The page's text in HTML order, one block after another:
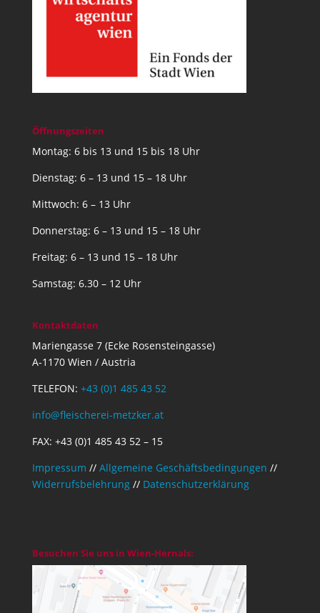
Öffnungszeiten
Montag: 6 bis 13 und 15 bis 18 Uhr
Dienstag: 6 – 13 und 15 – 18 Uhr
Mittwoch: 6 – 13 Uhr
Donnerstag: 6 – 13 und 15 – 18 Uhr
Freitag: 6 – 13 und 15 – 18 Uhr
Samstag: 6.30 – 12 Uhr
Kontaktdaten
Mariengasse 7 (Ecke Rosensteingasse)
A-1170 Wien / Austria
TELEFON: +43 (0)1 485 43 52
info@fleischerei-metzker.at
FAX: +43 (0)1 485 43 52 – 15
Impressum // Allgemeine Geschäftsbedingungen //
Widerrufsbelehrung// Datenschutzerklärung
Besuchen Sie uns in Wien-Hernals: